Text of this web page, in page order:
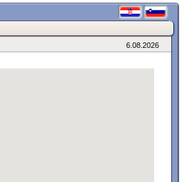
6.08.2026